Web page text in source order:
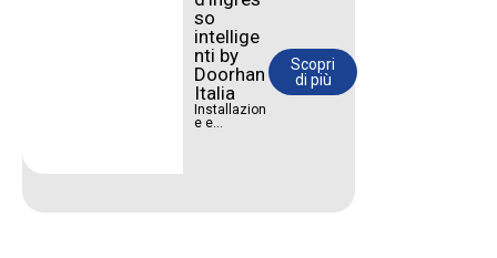
so
intellige
nti by
Doorhan
Italia
Installazion
e e
certificata
Scopri
di più